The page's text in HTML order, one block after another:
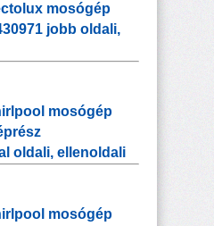
mosógép
jobb oldali,
mosógép
oldali, ellenoldali
mosógép